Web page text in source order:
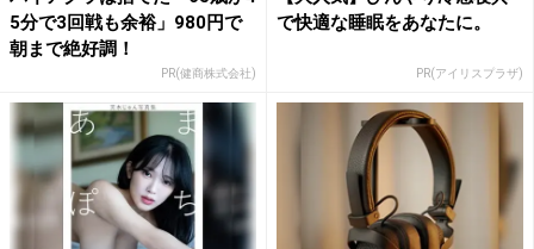
5分で3回戦も余裕」980円で
朝まで絶好調！
PR(健商株式会社)
で快適な睡眠をあなたに。
PR(アイリスプラザ)